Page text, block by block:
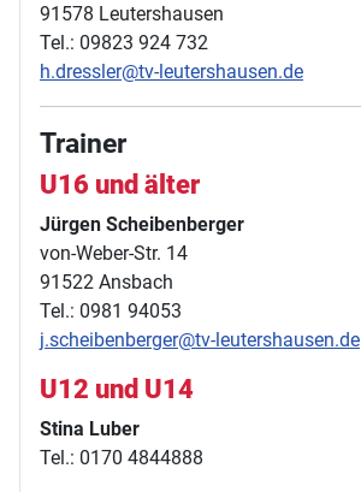
91578 Leutershausen
Tel.: 09823 924 732
h.dressler@tv-leutershausen.de
Trainer
U16 und älter
Jürgen Scheibenberger
von-Weber-Str. 14
91522 Ansbach
Tel.: 0981 94053
j.scheibenberger@tv-leutershausen.de
U12 und U14
Stina Luber
Tel.: 0170 4844888